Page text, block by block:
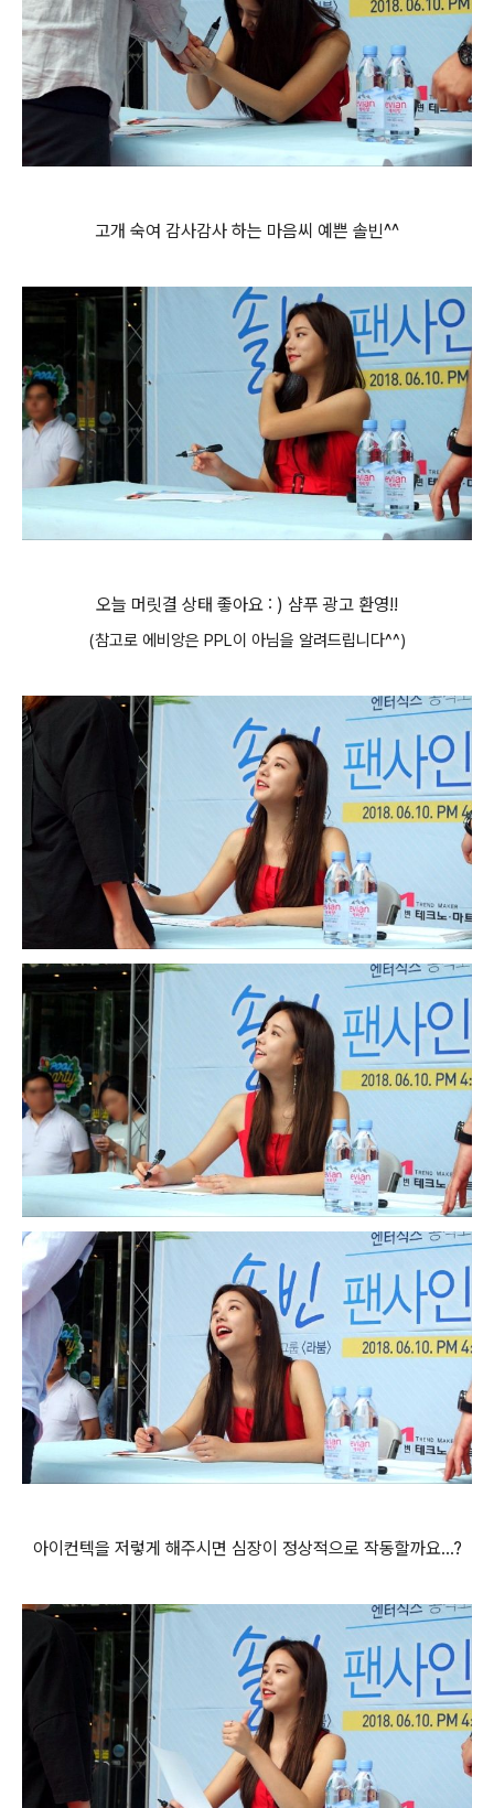
고개 숙여 감사감사 하는 마음씨 예쁜 솔빈^^
오늘 머릿결 상태 좋아요 : ) 샴푸 광고 환영!!
(참고로 에비앙은 PPL이 아님을 알려드립니다^^)
아이컨텍을 저렇게 해주시면 심장이 정상적으로 작동할까요...?